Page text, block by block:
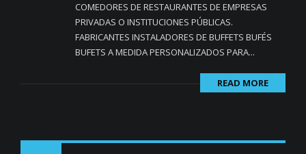
COMEDORES DE RESTAURANTES DE EMPRESAS
PRIVADAS O INSTITUCIONES PÚBLICAS.
FABRICANTES INSTALADORES DE BUFFETS BUFÉS
BUFETS A MEDIDA PERSONALIZADOS PARA...
READ MORE